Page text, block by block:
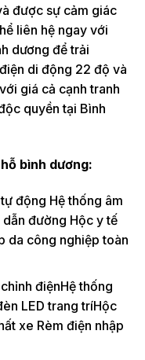
được sự cảm giác
liên hệ ngay với
dương để trải
di động 22 độ và
giá cả cạnh tranh
quyền tại Bình
bình dương:
động Hệ thống âm
dẫn đường Hộc y tế
da công nghiệp toàn
điệnHệ thống
LED trang tríHộc
xe Rèm điện nhập